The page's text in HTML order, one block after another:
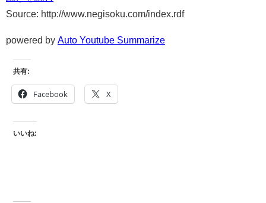
Source: http://www.negisoku.com/index.rdf
powered by Auto Youtube Summarize
共有:
Facebook X
いいね: